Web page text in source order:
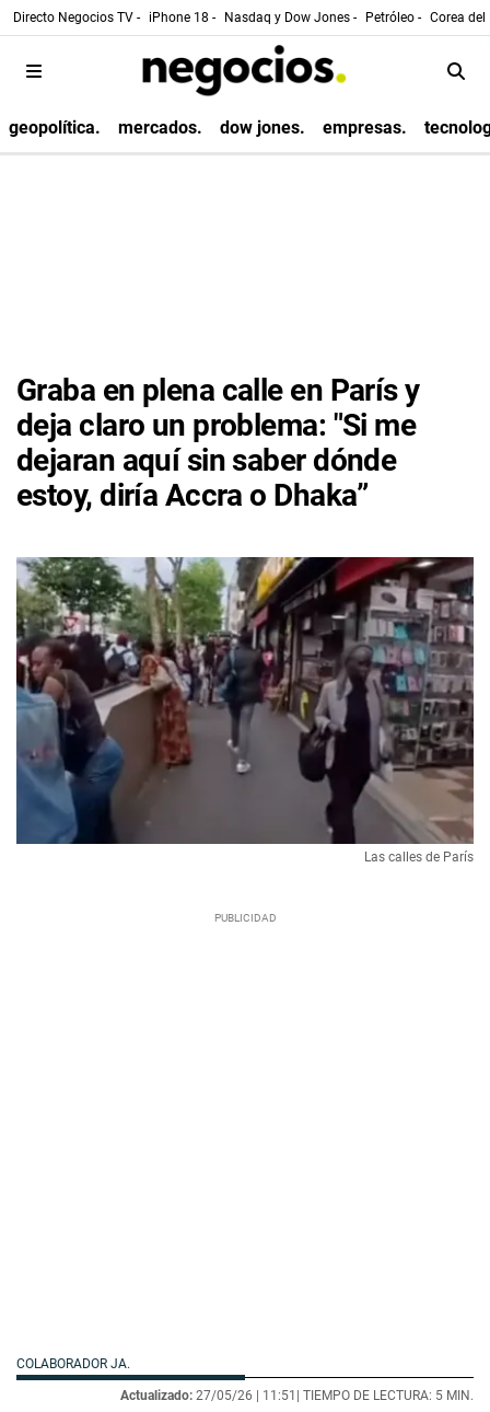
Directo Negocios TV - iPhone 18 - Nasdaq y Dow Jones - Petróleo - Corea
geopolítica. mercados. dow jones. empresas.
Graba en plena calle en París y
deja claro un problema: "Si me
dejaran aquí sin saber dónde
estoy, diría Accra o Dhaka”
Las calles de París
COLABORADOR JA.
Actualizado: 27/05/26 | 11:51 | TIEMPO DE LECTURA: 5 MIN.